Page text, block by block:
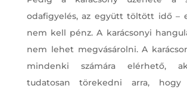
odafigyelés, az együtt töltött idő –
nem kell pénz. A karácsonyi
nem lehet megvásárolni. A
mindenki számára elérhető,
tudatosan törekedni arra, hogy